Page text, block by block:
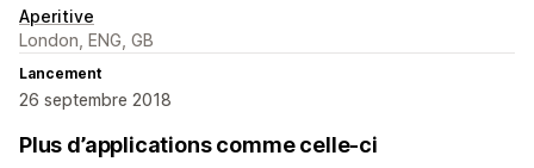
Aperitive
London, ENG, GB
Lancement
26 septembre 2018
Plus d’applications comme celle-ci